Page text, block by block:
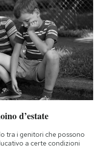
d’estate
tra i genitori che possono
a certe condizioni